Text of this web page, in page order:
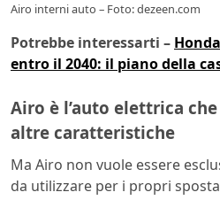
Airo interni auto – Foto: dezeen.com
Potrebbe interessarti –
entro il 2040: il piano della
Airo è l’auto elettrica
altre caratteristiche
Ma Airo non vuole essere
da utilizzare per i propri